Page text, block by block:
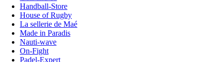
Handball-Store
House of Rugby
La sellerie de Maé
Made in Paradis
Nauti-wave
On-Fight
Padel-Expert